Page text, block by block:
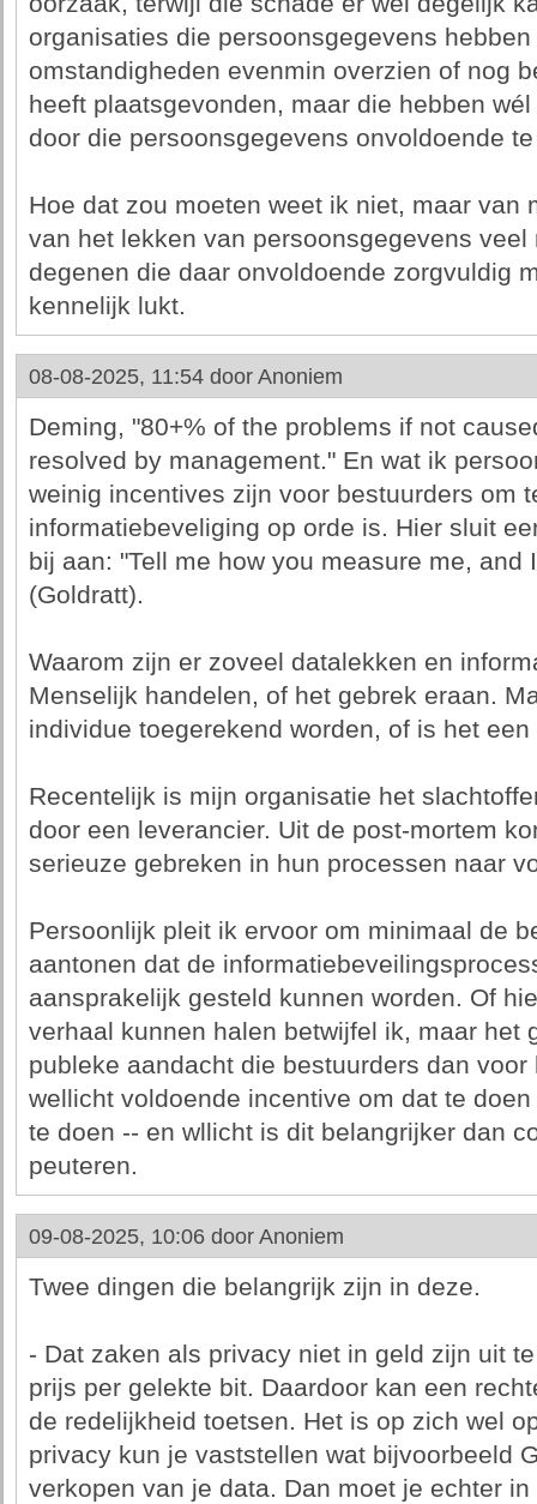
organisaties die persoonsgegevens
omstandigheden evenmin overzien of nog
heeft plaatsgevonden, maar die hebben
door die persoonsgegevens onvoldoende
Hoe dat zou moeten weet ik niet, maar van
van het lekken van persoonsgegevens
degenen die daar onvoldoende zorgvuldig
kennelijk lukt.
08-08-2025, 11:54 door Anoniem
Deming, "80+% of the problems if not
resolved by management." En wat ik
weinig incentives zijn voor bestuurders om
informatiebeveliging op orde is. Hier sluit
bij aan: "Tell me how you measure me, and
(Goldratt).
Waarom zijn er zoveel datalekken en
Menselijk handelen, of het gebrek eraan.
individue toegerekend worden, of is het
Recentelijk is mijn organisatie het
door een leverancier. Uit de post-mortem
serieuze gebreken in hun processen naar
Persoonlijk pleit ik ervoor om minimaal de
aantonen dat de
aansprakelijk gesteld kunnen worden. Of
verhaal kunnen halen betwijfel ik, maar het
publeke aandacht die bestuurders dan
wellicht voldoende incentive om dat te
te doen -- en wllicht is dit belangrijker dan
peuteren.
09-08-2025, 10:06 door Anoniem
Twee dingen die belangrijk zijn in deze.
- Dat zaken als privacy niet in geld zijn uit
prijs per gelekte bit. Daardoor kan een
de redelijkheid toetsen. Het is op zich wel
privacy kun je vaststellen wat bijvoorbeeld
verkopen van je data. Dan moet je echter